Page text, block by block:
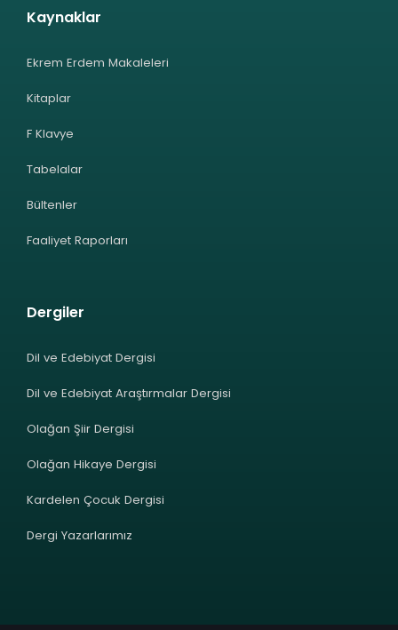
Kaynaklar
Ekrem Erdem Makaleleri
Kitaplar
F Klavye
Tabelalar
Bültenler
Faaliyet Raporları
Dergiler
Dil ve Edebiyat Dergisi
Dil ve Edebiyat Araştırmalar Dergisi
Olağan Şiir Dergisi
Olağan Hikaye Dergisi
Kardelen Çocuk Dergisi
Dergi Yazarlarımız